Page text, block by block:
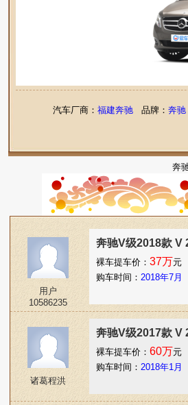
汽车厂商： 福建奔驰品牌： 奔驰
奔
用户
10586235
奔驰V级2018款 V
裸车提车价： 37万元
购车时间： 2018年7月
诸葛程洪
奔驰V级2017款 V
裸车提车价： 60万元
购车时间： 2018年1月